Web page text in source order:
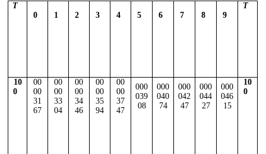
T
0
1 2 3 4 5 6 7 8 9
T
10
0
00
00
31
67
00
00
33
04
00
00
34
46
00
00
35
94
00
00
37
47
000
039
08
000
040
74
000
042
47
000
044
27
000
046
15
10
0